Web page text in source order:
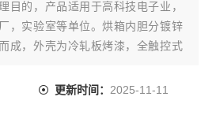
目的，产品适用于高科技电子业，
，实验室等单位。烘箱内胆分镀锌
成，外壳为冷轧板烤漆，全触控式
的超温保护，自我诊断功能。
更新时间： 2025-11-11